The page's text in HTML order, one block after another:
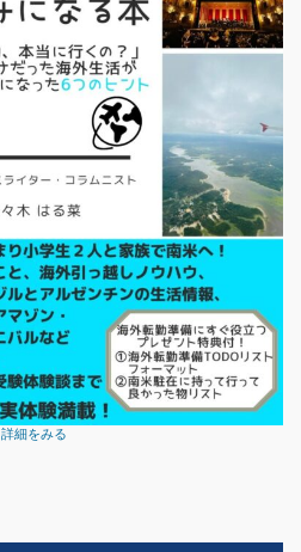
詳細をみる